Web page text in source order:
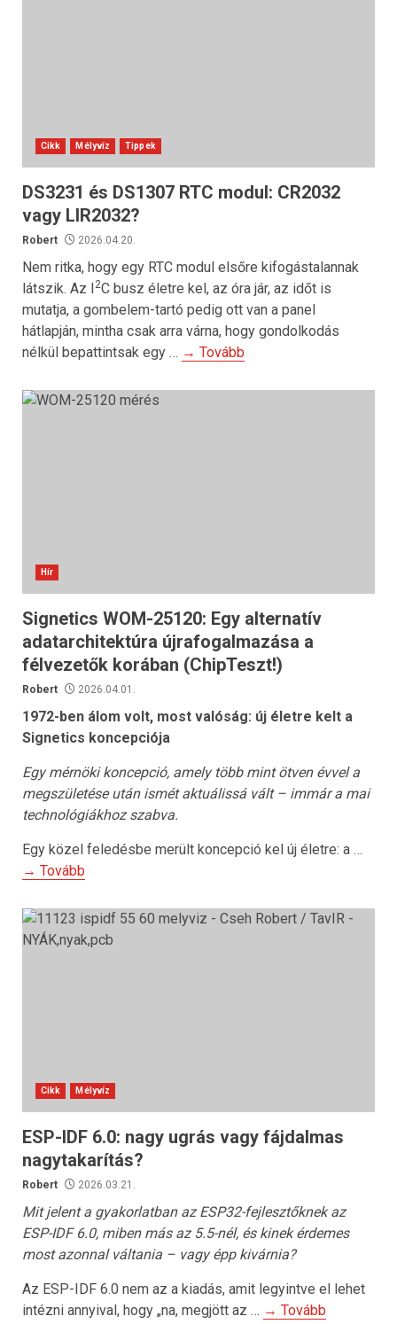
Cikk Mélyvíz Tippek
DS3231 és DS1307 RTC modul: CR2032
vagy LIR2032?
Robert 2026.04.20.
Nem ritka, hogy egy RTC modul elsőre kifogástalannak
látszik. Az I2C busz életre kel, az óra jár, az időt is
mutatja, a gombelem-tartó pedig ott van a panel
hátlapján, mintha csak arra várna, hogy gondolkodás
nélkül bepattintsak egy … → Tovább
Hír
Signetics WOM-25120: Egy alternatív
adatarchitektúra újrafogalmazása a
félvezetők korában (ChipTeszt!)
Robert 2026.04.01.
1972-ben álom volt, most valóság: új életre kelt a
Signetics koncepciója
Egy mérnöki koncepció, amely több mint ötven évvel a
megszületése után ismét aktuálissá vált – immár a mai
technológiákhoz szabva.
Egy közel feledésbe merült koncepció kel új életre: a …
→ Tovább
Cikk Mélyvíz
ESP-IDF 6.0: nagy ugrás vagy fájdalmas
nagytakarítás?
Robert 2026.03.21.
Mit jelent a gyakorlatban az ESP32-fejlesztőknek az
ESP-IDF 6.0, miben más az 5.5-nél, és kinek érdemes
most azonnal váltania – vagy épp kivárnia?
Az ESP-IDF 6.0 nem az a kiadás, amit legyintve el lehet
intézni annyival, hogy „na, megjött az … → Tovább